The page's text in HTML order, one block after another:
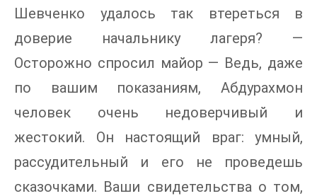
Шевченко удалось так втереться в
доверие начальнику лагеря? —
Осторожно спросил майор — Ведь, даже
по вашим показаниям, Абдурахмон
человек очень недоверчивый и
жестокий. Он настоящий враг: умный,
рассудительный и его не проведешь
сказочками. Ваши свидетельства о том,